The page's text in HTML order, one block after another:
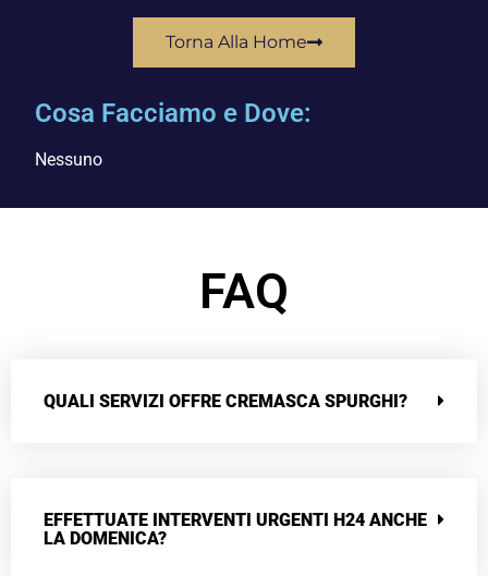
Torna Alla Home
Cosa Facciamo e Dove:
Nessuno
FAQ
QUALI SERVIZI OFFRE CREMASCA SPURGHI?
EFFETTUATE INTERVENTI URGENTI H24 ANCHE
LA DOMENICA?